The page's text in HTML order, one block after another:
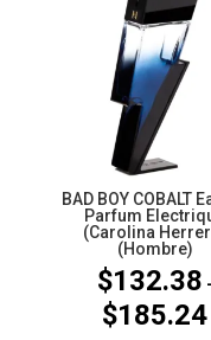
BAD BOY COBALT
Parfum
(Carolina
(Hombre)
$132.38 -
$185.24